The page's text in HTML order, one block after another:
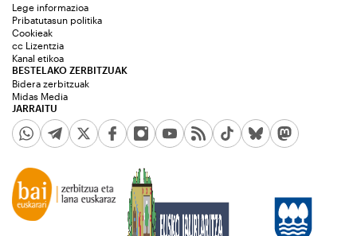
JARRAITU
Lege informazioa
Pribatutasun politika
Cookieak
cc Lizentzia
Kanal etikoa
BESTELAKO ZERBITZUAK
Bidera zerbitzuak
Midas Media